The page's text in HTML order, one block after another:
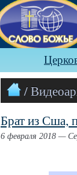
/
Брат из Сша,
6 февраля 2018 —